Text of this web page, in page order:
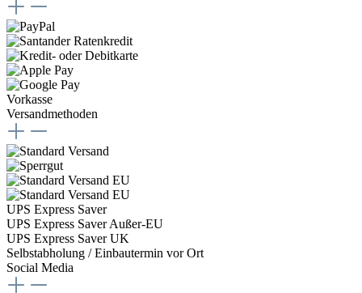
Vorkasse
Versandmethoden
UPS Express Saver
UPS Express Saver Außer-EU
UPS Express Saver UK
Selbstabholung / Einbautermin vor Ort
Social Media